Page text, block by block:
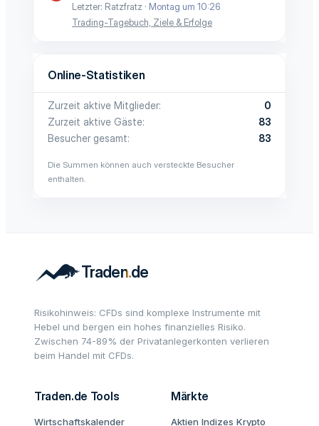
Letzter: Ratzfratz
Montag um 10:26
Trading-Tagebuch, Ziele & Erfolge
Online-Statistiken
Zurzeit aktive Mitglieder
0
Zurzeit aktive Gäste
83
Besucher gesamt
83
Die Summen können auch versteckte Besucher
enthalten.
Risikohinweis: CFDs sind komplexe Instrumente mit
Hebel und bergen ein hohes finanzielles Risiko.
Zwischen 74-89% der Privatanlegerkonten verlieren
beim Handel mit CFDs.
Traden.de Tools
Wirtschaftskalender
Märkte
Aktien Indizes Krypto